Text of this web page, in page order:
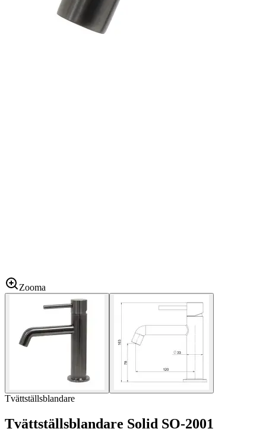
Zooma
Tvättställsblandare
Tvättställsblandare Solid SO-2001